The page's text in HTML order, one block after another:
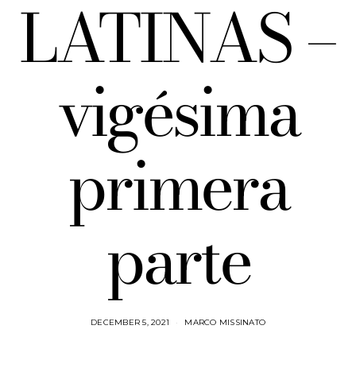
LATINAS –
vigésima
primera
parte
DECEMBER 5, 2021 MARCO MISSINATO